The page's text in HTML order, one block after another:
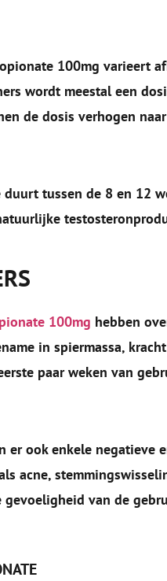
100mg varieert
wordt meestal een
de dosis verhogen
tussen de 8 en 12
100mg hebben
in spiermassa,
paar weken van
ook enkele negatieve
acne,
van de